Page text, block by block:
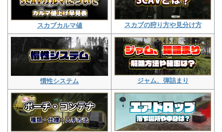
スカブカルマ値 スカブの狩り方や見分け方
慣性システム ジャム、弾詰まり